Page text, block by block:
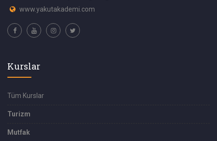
www.yakutakademi.com
Kurslar
Tüm Kurslar
Turizm
Mutfak